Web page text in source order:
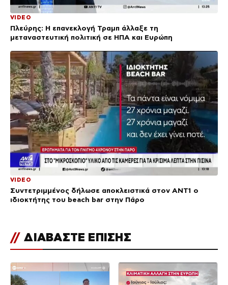
VIDEO
Πλεύρης: Η επανεκλογή Τραμπ άλλαξε τη
μεταναστευτική πολιτική σε ΗΠΑ και Ευρώπη
VIDEO
Συντετριμμένος δήλωσε αποκλειστικά στον ΑΝΤ1 ο
ιδιοκτήτης του beach bar στην Πάρο
// ΔΙΑΒΑΣΤΕ ΕΠΙΣΗΣ